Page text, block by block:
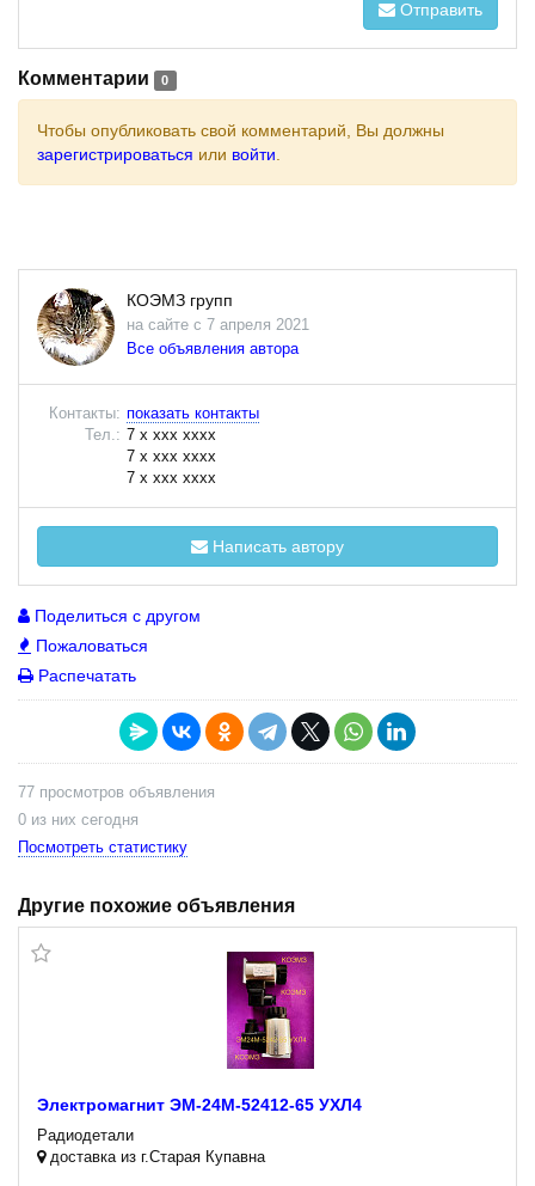
Отправить
Комментарии 0
Чтобы опубликовать свой комментарий, Вы должны
зарегистрироваться или войти
КОЭМЗ групп
на сайте с 7 апреля 2021
Все объявления автора
Контакты: показать контакты
Тел.: 7 x xxx xxxx
7 x xxx xxxx
7 x xxx xxxx
Написать автору
Поделиться с другом
Пожаловаться
Распечатать
77 просмотров объявления
0 из них сегодня
Посмотреть статистику
Другие похожие объявления
Электромагнит ЭМ-24М-52412-65 УХЛ4
Радиодетали
доставка из г.Старая Купавна